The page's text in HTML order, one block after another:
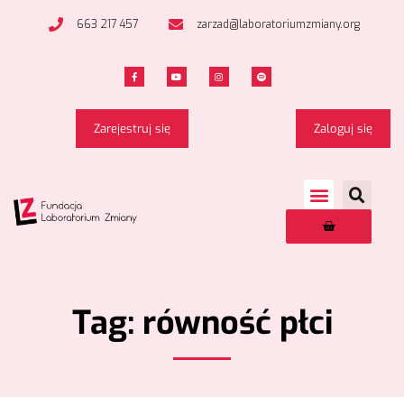
663 217 457 zarzad@laboratoriumzmiany.org
Zarejestruj się Zaloguj się
Tag: równość płci